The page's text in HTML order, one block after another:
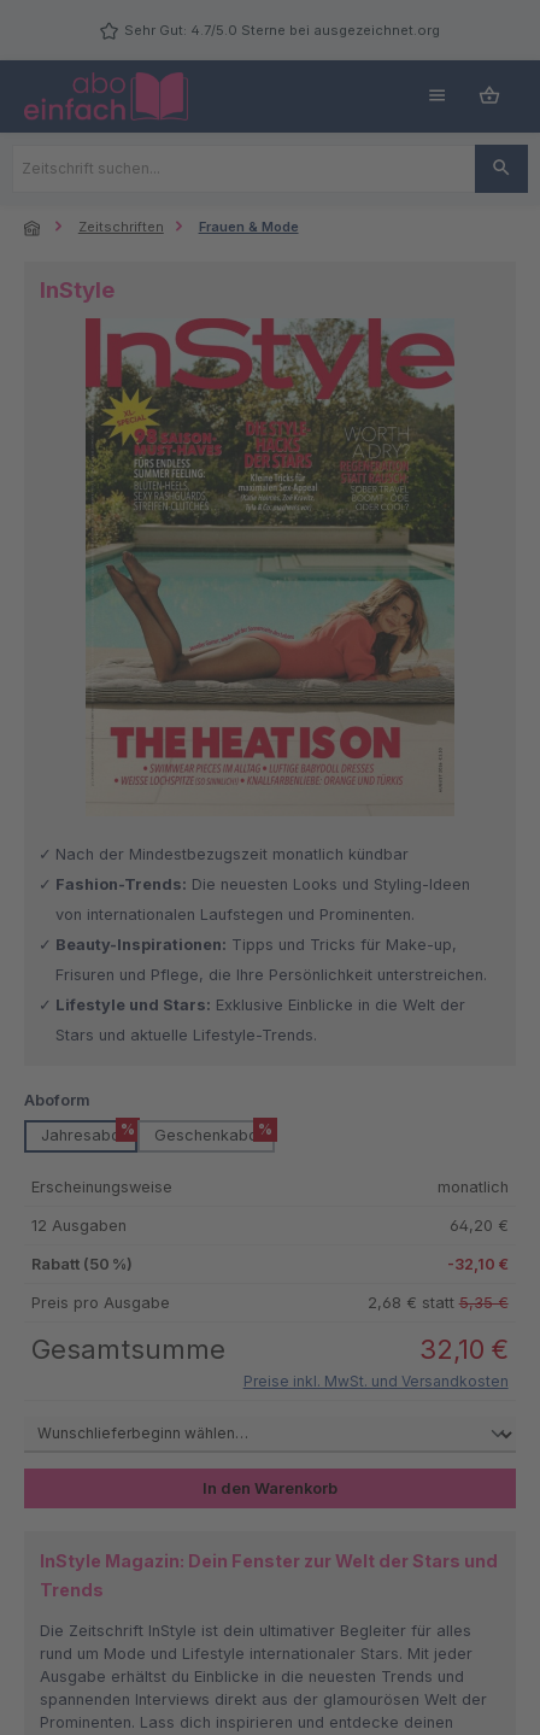
Zum Hauptinhalt springenSehr Gut: 4.7/5.0 Sterne bei ausgezeichnet.org
Zeitschriften Frauen & Mode
InStyle
Nach der Mindestbezugszeit monatlich kündbar
Fashion-Trends: Die neuesten Looks und Styling-Ideen
von internationalen Laufstegen und Prominenten.
Beauty-Inspirationen: Tipps und Tricks für Make-up,
Frisuren und Pflege, die Ihre Persönlichkeit unterstreichen.
Lifestyle und Stars: Exklusive Einblicke in die Welt der
Stars und aktuelle Lifestyle-Trends.
Aboform
Jahresabo % Geschenkabo %
Erscheinungsweise monatlich
12 Ausgaben 64,20 €
Rabatt (50 %) -32,10 €
Preis pro Ausgabe 2,68 € statt5,35 €
Gesamtsumme 32,10 €
Preise inkl. MwSt. und Versandkosten
In den Warenkorb
InStyle Magazin: Dein Fenster zur Welt der Stars und
Trends
Die Zeitschrift InStyle ist dein ultimativer Begleiter für alles
rund um Mode und Lifestyle internationaler Stars. Mit jeder
Ausgabe erhältst du Einblicke in die neuesten Trends und
spannenden Interviews direkt aus der glamourösen Welt der
Prominenten. Lass dich inspirieren und entdecke deinen